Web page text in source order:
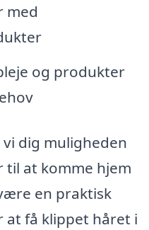
med
og produkter
dig muligheden
at komme hjem
en praktisk
at få klippet håret i